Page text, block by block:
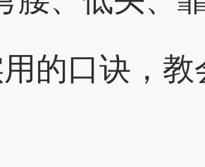
的口诀，